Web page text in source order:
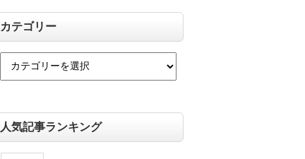
カテゴリー
人気記事ランキング